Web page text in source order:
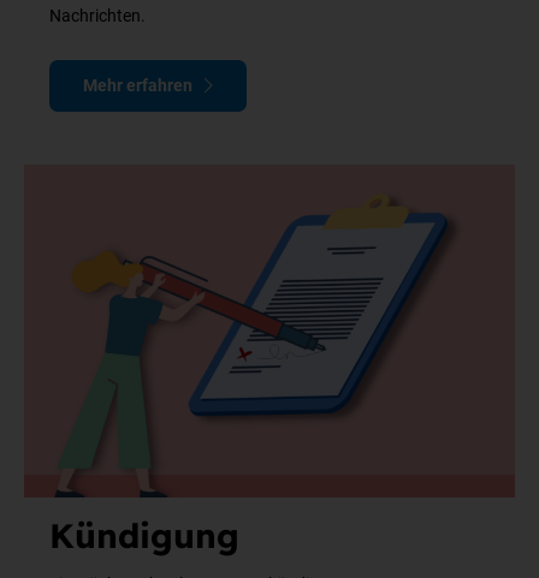
Nachrichten.
Mehr erfahren
Kündigung